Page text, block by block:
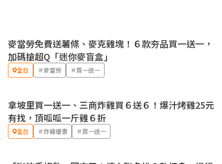
優惠
麥當勞免費送薯條、麥克雞塊！６款夯品買一送一，
加碼搶超Q「迷你麥盲盒」
全台 ＃麥當勞 ＃買一送一
優惠
拿坡里買一送一、三商炸雞買６送６！爆汁烤雞25元
有找，頂呱呱一斤雞６折
全台 ＃炸雞優惠 ＃買一送一